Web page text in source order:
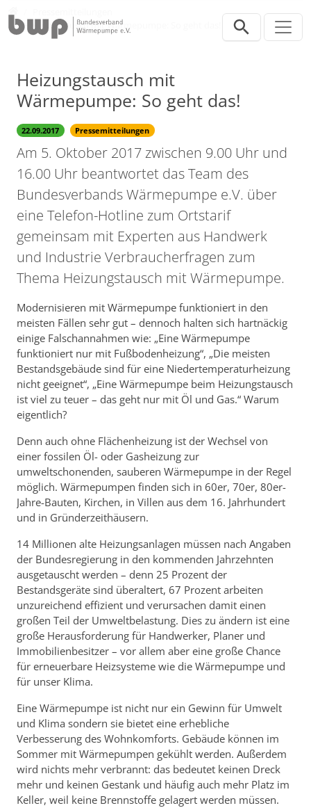
Heizungstausch mit Wärmepumpe: So geht das!
Heizungstausch mit
Wärmepumpe: So geht das!
22.09.2017 Pressemitteilungen
Am 5. Oktober 2017 zwischen 9.00 Uhr und
16.00 Uhr beantwortet das Team des
Bundesverbands Wärmepumpe e.V. über
eine Telefon-Hotline zum Ortstarif
gemeinsam mit Experten aus Handwerk
und Industrie Verbraucherfragen zum
Thema Heizungstausch mit Wärmepumpe.
Modernisieren mit Wärmepumpe funktioniert in den
meisten Fällen sehr gut – dennoch halten sich hartnäckig
einige Falschannahmen wie: „Eine Wärmepumpe
funktioniert nur mit Fußbodenheizung“, „Die meisten
Bestandsgebäude sind für eine Niedertemperaturheizung
nicht geeignet“, „Eine Wärmepumpe beim Heizungstausch
ist viel zu teuer – das geht nur mit Öl und Gas.“ Warum
eigentlich?
Denn auch ohne Flächenheizung ist der Wechsel von
einer fossilen Öl- oder Gasheizung zur
umweltschonenden, sauberen Wärmepumpe in der Regel
möglich. Wärmepumpen finden sich in 60er, 70er, 80er-
Jahre-Bauten, Kirchen, in Villen aus dem 16. Jahrhundert
und in Gründerzeithäusern.
14 Millionen alte Heizungsanlagen müssen nach Angaben
der Bundesregierung in den kommenden Jahrzehnten
ausgetauscht werden – denn 25 Prozent der
Bestandsgeräte sind überaltert, 67 Prozent arbeiten
unzureichend effizient und verursachen damit einen
großen Teil der Umweltbelastung. Dies zu ändern ist eine
große Herausforderung für Handwerker, Planer und
Immobilienbesitzer – vor allem aber eine große Chance
für erneuerbare Heizsysteme wie die Wärmepumpe und
für unser Klima.
Eine Wärmepumpe ist nicht nur ein Gewinn für Umwelt
und Klima sondern sie bietet eine erhebliche
Verbesserung des Wohnkomforts. Gebäude können im
Sommer mit Wärmepumpen gekühlt werden. Außerdem
wird nichts mehr verbrannt: das bedeutet keinen Dreck
mehr und keinen Gestank und häufig auch mehr Platz im
Keller, weil keine Brennstoffe gelagert werden müssen.